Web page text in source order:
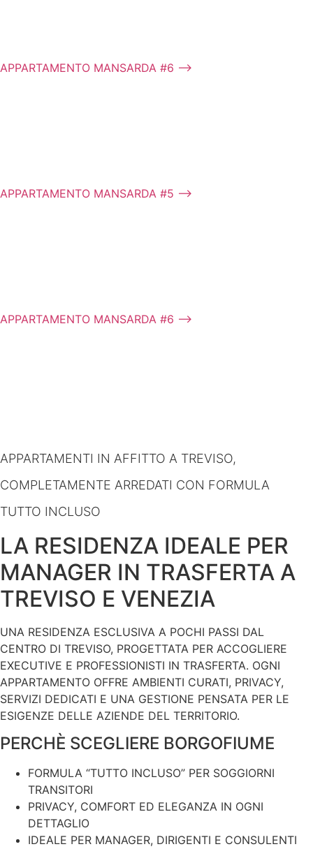
APPARTAMENTO MANSARDA #6 ⟶
APPARTAMENTO MANSARDA #5 ⟶
APPARTAMENTO MANSARDA #6 ⟶
APPARTAMENTI IN AFFITTO A TREVISO,
COMPLETAMENTE ARREDATI CON FORMULA
TUTTO INCLUSO
LA RESIDENZA IDEALE PER
MANAGER IN TRASFERTA A
TREVISO E VENEZIA
UNA RESIDENZA ESCLUSIVA A POCHI PASSI DAL
CENTRO DI TREVISO, PROGETTATA PER ACCOGLIERE
EXECUTIVE E PROFESSIONISTI IN TRASFERTA. OGNI
APPARTAMENTO OFFRE AMBIENTI CURATI, PRIVACY,
SERVIZI DEDICATI E UNA GESTIONE PENSATA PER LE
ESIGENZE DELLE AZIENDE DEL TERRITORIO.
PERCHÈ SCEGLIERE BORGOFIUME
FORMULA “TUTTO INCLUSO” PER SOGGIORNI
TRANSITORI
PRIVACY, COMFORT ED ELEGANZA IN OGNI
DETTAGLIO
IDEALE PER MANAGER, DIRIGENTI E CONSULENTI